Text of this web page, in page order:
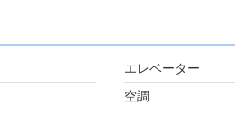
エレベーター
空調